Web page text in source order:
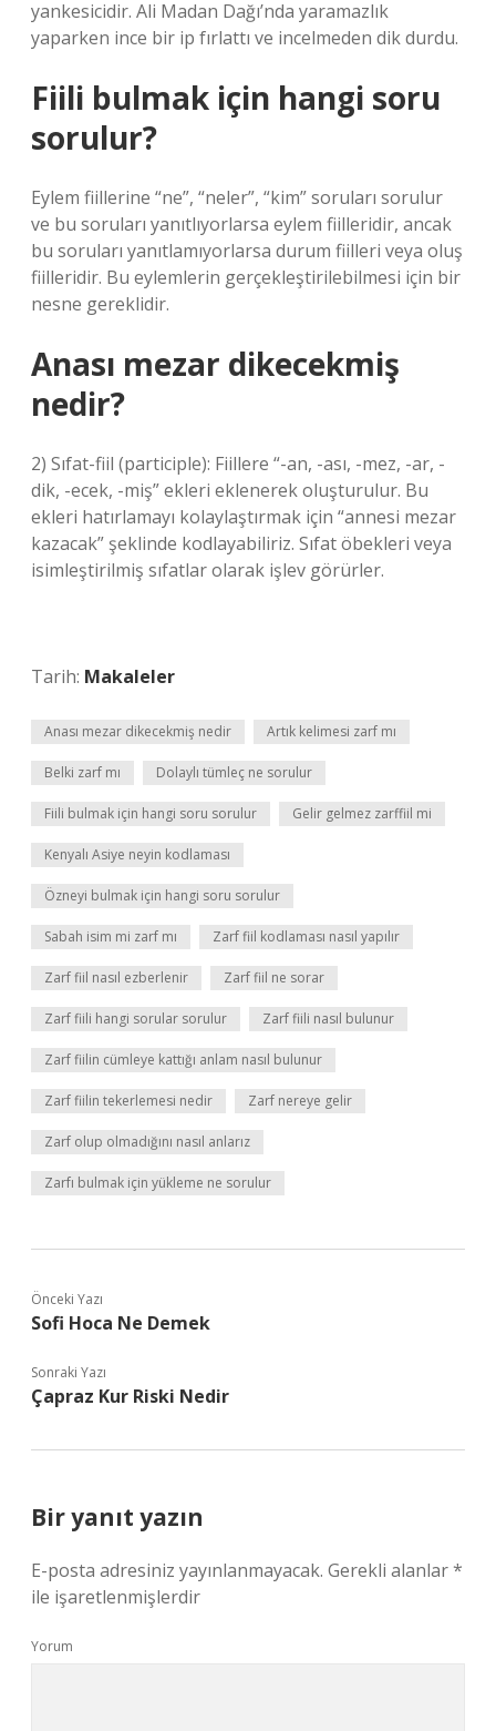
yankesicidir. Ali Madan Dağı’nda yaramazlık
yaparken ince bir ip fırlattı ve incelmeden dik durdu.
Fiili bulmak için hangi soru
sorulur?
Eylem fiillerine “ne”, “neler”, “kim” soruları sorulur
ve bu soruları yanıtlıyorlarsa eylem fiilleridir, ancak
bu soruları yanıtlamıyorlarsa durum fiilleri veya oluş
fiilleridir. Bu eylemlerin gerçekleştirilebilmesi için bir
nesne gereklidir.
Anası mezar dikecekmiş
nedir?
2) Sıfat-fiil (participle): Fiillere “-an, -ası, -mez, -ar, -
dik, -ecek, -miş” ekleri eklenerek oluşturulur. Bu
ekleri hatırlamayı kolaylaştırmak için “annesi mezar
kazacak” şeklinde kodlayabiliriz. Sıfat öbekleri veya
isimleştirilmiş sıfatlar olarak işlev görürler.
Tarih: Makaleler
Anası mezar dikecekmiş nedir Artık kelimesi zarf mı
Belki zarf mı Dolaylı tümleç ne sorulur
Fiili bulmak için hangi soru sorulur Gelir gelmez zarffiil mi
Kenyalı Asiye neyin kodlaması
Özneyi bulmak için hangi soru sorulur
Sabah isim mi zarf mı Zarf fiil kodlaması nasıl yapılır
Zarf fiil nasıl ezberlenir Zarf fiil ne sorar
Zarf fiili hangi sorular sorulur Zarf fiili nasıl bulunur
Zarf fiilin cümleye kattığı anlam nasıl bulunur
Zarf fiilin tekerlemesi nedir Zarf nereye gelir
Zarf olup olmadığını nasıl anlarız
Zarfı bulmak için yükleme ne sorulur
Önceki Yazı
Sofi Hoca Ne Demek
Sonraki Yazı
Çapraz Kur Riski Nedir
Bir yanıt yazın
E-posta adresiniz yayınlanmayacak. Gerekli alanlar*
ile işaretlenmişlerdir
Yorum